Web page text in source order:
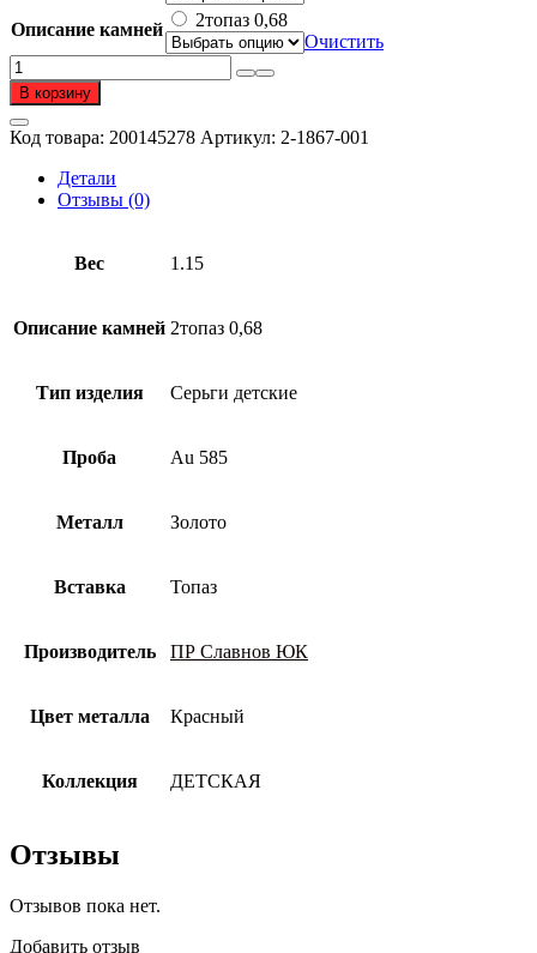
Описание камней
2топаз 0,68
Очистить
Количество
товара
Серьги
детские
из
золота
пробы
В корзину
Код товара: 200145278 Артикул: 2-1867-001
Детали
Отзывы (0)
Вес 1.15
Описание камней 2топаз 0,68
Тип изделия Серьги детские
Проба Au 585
Металл Золото
Вставка Топаз
Производитель ПР Славнов ЮК
Цвет металла Красный
Коллекция ДЕТСКАЯ
Отзывы
Отзывов пока нет.
Добавить отзыв